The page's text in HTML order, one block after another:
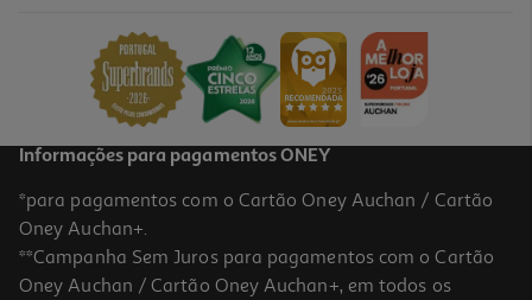
5.199,99 €
Informações para pagamentos ONEY
*para pagamentos com o Cartão Oney Auchan / Cartão
Oney Auchan+.
**Campanha Sem Juros para pagamentos com o Cartão
Oney Auchan / Cartão Oney Auchan+, em todos os